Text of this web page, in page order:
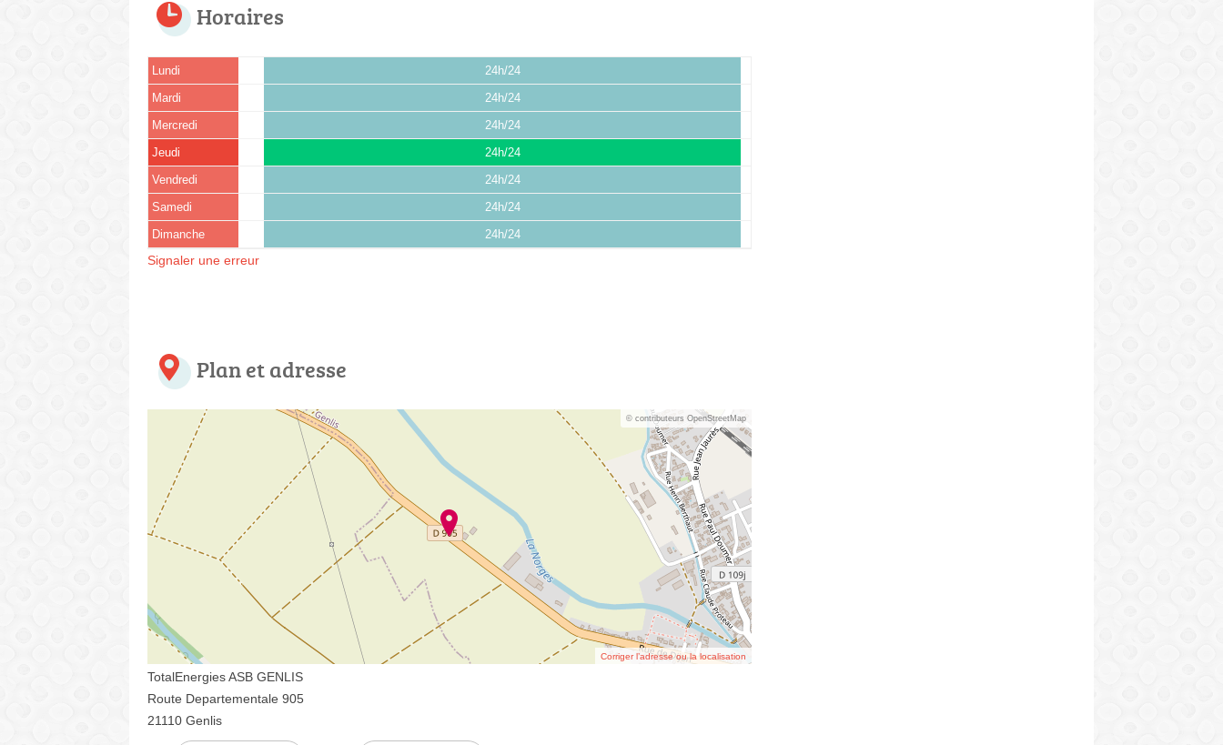
Horaires
Lundi 24h/24
Mardi 24h/24
Mercredi 24h/24
Jeudi 24h/24
Vendredi 24h/24
Samedi 24h/24
Dimanche 24h/24
Signaler une erreur
Plan et adresse
© contributeurs OpenStreetMap
Corriger l’adresse ou la localisation
TotalEnergies ASB GENLIS
Route Departementale 905
21110 Genlis